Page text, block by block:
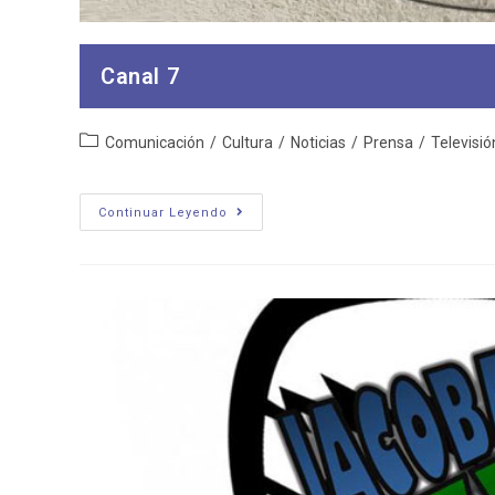
Canal 7
Categoría
entrada:
Comunicación / Cultura / Noticias / Prensa /
Continuar Leyendo
Canal
7